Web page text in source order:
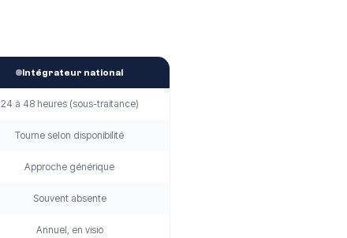
Intégrateur national
24 à 48 heures (sous-traitance)
Tourne selon disponibilité
Approche générique
Souvent absente
Annuel, en visio